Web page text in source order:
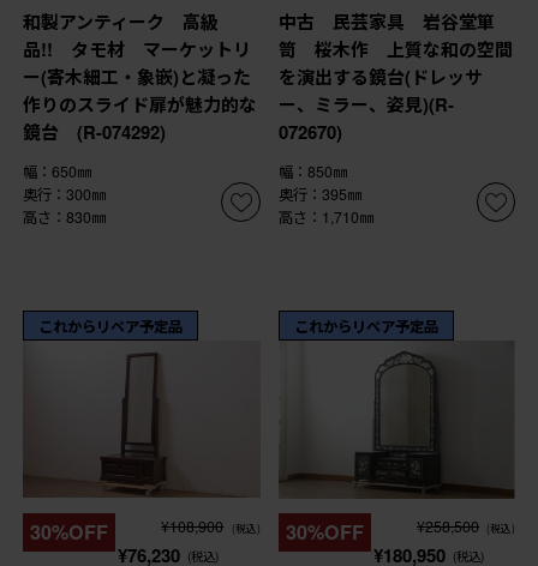
和製アンティーク 高級
品!! タモ材 マーケットリ
ー(寄木細工・象嵌)と凝った
作りのスライド扉が魅力的な
鏡台 (R-074292)
幅：650㎜
奥行：300㎜
高さ：830㎜
中古 民芸家具 岩谷堂箪
笥 桜木作 上質な和の空間
を演出する鏡台(ドレッサ
ー、ミラー、姿見)(R-
072670)
幅：850㎜
奥行：395㎜
高さ：1,710㎜
これからリペア予定品
30%OFF ¥108,900 (税込)
¥76,230 (税込)
これからリペア予定品
30%OFF ¥258,500 (税込)
¥180,950 (税込)